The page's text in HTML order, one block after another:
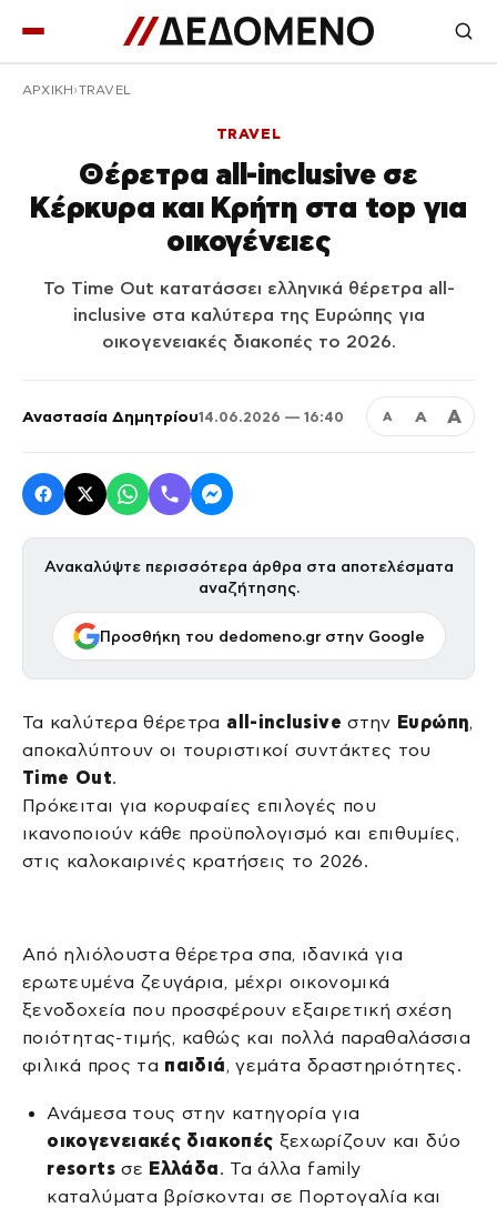
ΑΡΧΙΚΉ TRAVEL
TRAVEL
Θέρετρα all-inclusive σε
Κέρκυρα και Κρήτη στα top για
οικογένειες
Το Time Out κατατάσσει ελληνικά θέρετρα all-
inclusive στα καλύτερα της Ευρώπης για
οικογενειακές διακοπές το 2026.
Αναστασία Δημητρίου14.06.2026 — 16:40 Α Α Α
Ανακαλύψτε περισσότερα άρθρα στα αποτελέσματα
αναζήτησης.
Προσθήκη του dedomeno.gr στην Google
Τα καλύτερα θέρετρα all-inclusive στην Ευρώπη,
αποκαλύπτουν οι τουριστικοί συντάκτες του
Time Out.
Πρόκειται για κορυφαίες επιλογές που
ικανοποιούν κάθε προϋπολογισμό και επιθυμίες,
στις καλοκαιρινές κρατήσεις το 2026.
Από ηλιόλουστα θέρετρα σπα, ιδανικά για
ερωτευμένα ζευγάρια, μέχρι οικονομικά
ξενοδοχεία που προσφέρουν εξαιρετική σχέση
ποιότητας-τιμής, καθώς και πολλά παραθαλάσσια
φιλικά προς τα παιδιά, γεμάτα δραστηριότητες.
Ανάμεσα τους στην κατηγορία για
οικογενειακές διακοπές ξεχωρίζουν και δύο
resortsσε Ελλάδα. Τα άλλα family
καταλύματα βρίσκονται σε Πορτογαλία και